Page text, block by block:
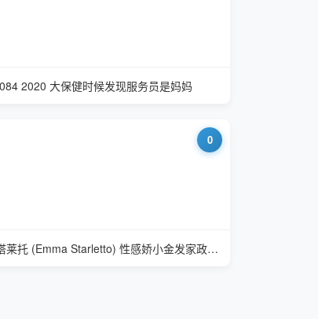
2020 大保健时候发现服务员是妈妈
0
艾玛·斯塔莱托 (Emma Starletto) 性感娇小金发家政服务员